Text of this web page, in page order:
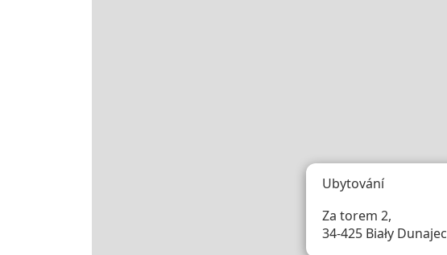
Ubytování
Za torem 2,
34-425 Biały Dunajec